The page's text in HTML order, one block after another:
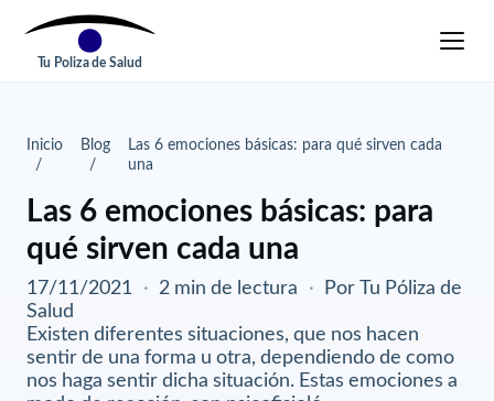
Tu Poliza de Salud
Inicio Blog
Las 6 emociones básicas: para qué sirven cada
una
Las 6 emociones básicas: para
qué sirven cada una
17/11/2021 · 2 min de lectura ·
Por Tu Póliza de
Salud
Existen diferentes situaciones, que nos hacen
sentir de una forma u otra, dependiendo de como
nos haga sentir dicha situación. Estas emociones a